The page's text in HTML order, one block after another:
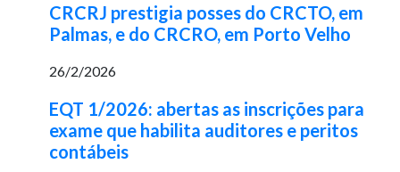
CRCRJ prestigia posses do CRCTO, em
Palmas, e do CRCRO, em Porto Velho
26/2/2026
EQT 1/2026: abertas as inscrições para
exame que habilita auditores e peritos
contábeis